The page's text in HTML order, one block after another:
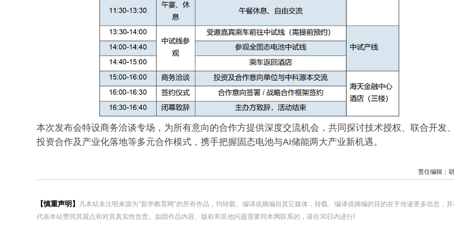
本次发布会特设商务洽谈专场，为所有意向的合作方提供深度交流机会，共同探讨技术授权、联合开发、
投资合作及产业化落地等多元合作模式，携手把握固态电池与AI储能两大产业新机遇。
责任编辑：
【慎重声明】
凡本站未注明来源为"新华教育网"的所有作品，均转载、编译或摘编自其它媒体，转载、编译或摘编的目的在于传递更多信息，并
代表本站赞同其观点和对其真实性负责。如因作品内容、版权和其他问题需要同本网联系的，请在30日内进行!